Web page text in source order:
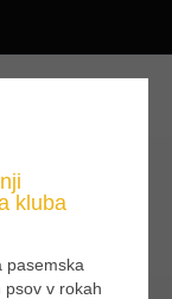
kluba
pasemska
psov v rokah